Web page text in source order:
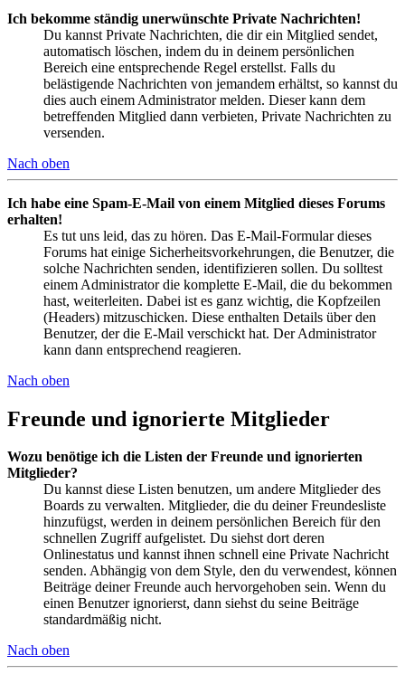
Ich bekomme ständig unerwünschte Private Nachrichten!
Du kannst Private Nachrichten, die dir ein Mitglied sendet,
automatisch löschen, indem du in deinem persönlichen
Bereich eine entsprechende Regel erstellst. Falls du
belästigende Nachrichten von jemandem erhältst, so kannst du
dies auch einem Administrator melden. Dieser kann dem
betreffenden Mitglied dann verbieten, Private Nachrichten zu
versenden.
Nach oben
Ich habe eine Spam-E-Mail von einem Mitglied dieses Forums
erhalten!
Es tut uns leid, das zu hören. Das E-Mail-Formular dieses
Forums hat einige Sicherheitsvorkehrungen, die Benutzer, die
solche Nachrichten senden, identifizieren sollen. Du solltest
einem Administrator die komplette E-Mail, die du bekommen
hast, weiterleiten. Dabei ist es ganz wichtig, die Kopfzeilen
(Headers) mitzuschicken. Diese enthalten Details über den
Benutzer, der die E-Mail verschickt hat. Der Administrator
kann dann entsprechend reagieren.
Nach oben
Freunde und ignorierte Mitglieder
Wozu benötige ich die Listen der Freunde und ignorierten
Mitglieder?
Du kannst diese Listen benutzen, um andere Mitglieder des
Boards zu verwalten. Mitglieder, die du deiner Freundesliste
hinzufügst, werden in deinem persönlichen Bereich für den
schnellen Zugriff aufgelistet. Du siehst dort deren
Onlinestatus und kannst ihnen schnell eine Private Nachricht
senden. Abhängig von dem Style, den du verwendest, können
Beiträge deiner Freunde auch hervorgehoben sein. Wenn du
einen Benutzer ignorierst, dann siehst du seine Beiträge
standardmäßig nicht.
Nach oben